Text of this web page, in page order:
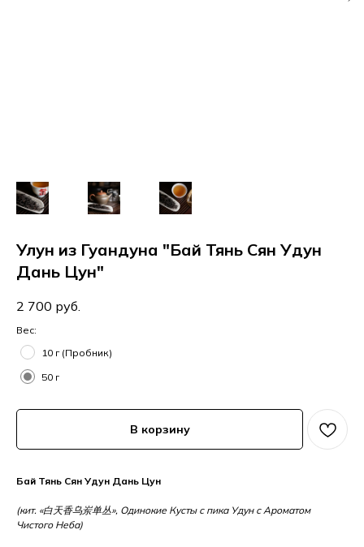
Улун из Гуандуна "Бай Тянь Сян Удун
Дань Цун"
2 700 руб.
Вес:
10 г (Пробник)
50 г
В корзину
Бай Тянь Сян Удун Дань Цун
(кит. «白天香乌岽单丛», Одинокие Кусты с пика Удун с Ароматом
Чистого Неба)